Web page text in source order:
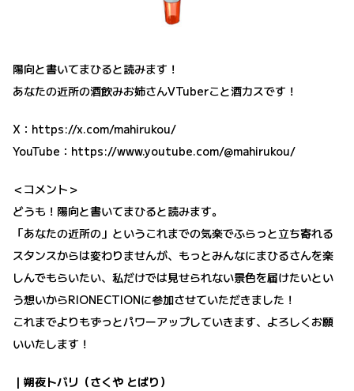
陽向と書いてまひると読みます！
あなたの近所の酒飲みお姉さんVTuberこと酒カスです！
X： https://x.com/mahirukou/
YouTube： https://www.youtube.com/@mahirukou/
＜コメント＞
どうも！陽向と書いてまひると読みます。
「あなたの近所の」というこれまでの気楽でふらっと立ち寄れる
スタンスからは変わりませんが、もっとみんなにまひるさんを楽
しんでもらいたい、私だけでは見せられない景色を届けたいとい
う想いからRIONECTIONに参加させていただきました！
これまでよりもずっとパワーアップしていきます、よろしくお願
いいたします！
｜朔夜トバリ（さくや とばり）